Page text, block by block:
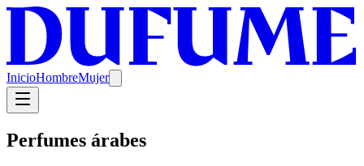
InicioHombreMujer
Perfumes árabes